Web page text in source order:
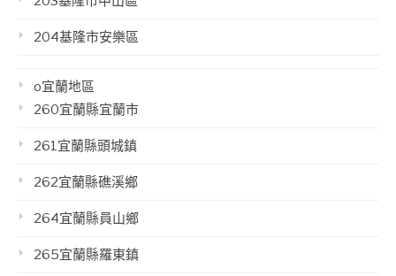
204基隆市安樂區
o宜蘭地區
260宜蘭縣宜蘭市
261宜蘭縣頭城鎮
262宜蘭縣礁溪鄉
264宜蘭縣員山鄉
265宜蘭縣羅東鎮